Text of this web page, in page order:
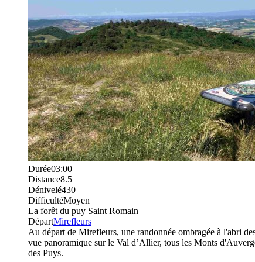
Durée03:00
Distance8.5
Dénivelé430
DifficultéMoyen
La forêt du puy Saint Romain
DépartMirefleurs
Au départ de Mirefleurs, une randonnée ombragée à l'abri
vue panoramique sur le Val d’Allier, tous les Monts
des Puys.